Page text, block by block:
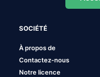
SOCIÉTÉ
À propos de
Contactez-nous
Notre licence